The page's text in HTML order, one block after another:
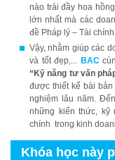
nào trải đầy hoa
lớn nhất mà các
đề Pháp lý – Tài
Vậy, nhằm giúp các
và tốt đẹp,... BAC
“Kỹ năng tư vấn
được thiết kế bài
nghiệm lâu năm.
những kiến thức, kỹ
chính trong kinh
Khóa học này